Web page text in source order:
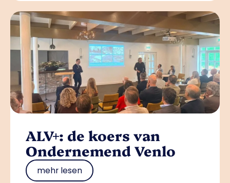
ALV+: de koers van
Ondernemend Venlo
mehr lesen